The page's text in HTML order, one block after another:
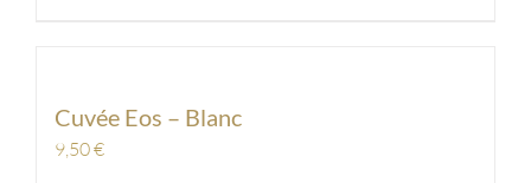
Cuvée Eos – Blanc
9,50€